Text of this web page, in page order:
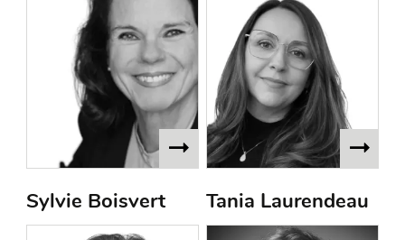
Sylvie Boisvert Tania Laurendeau